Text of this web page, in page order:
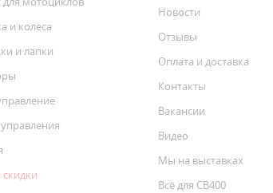
и колеса
и лапки
Новости
Отзывы
Оплата и доставка
Контакты
Вакансии
Видео
Мы на выставках
Всё для CB400